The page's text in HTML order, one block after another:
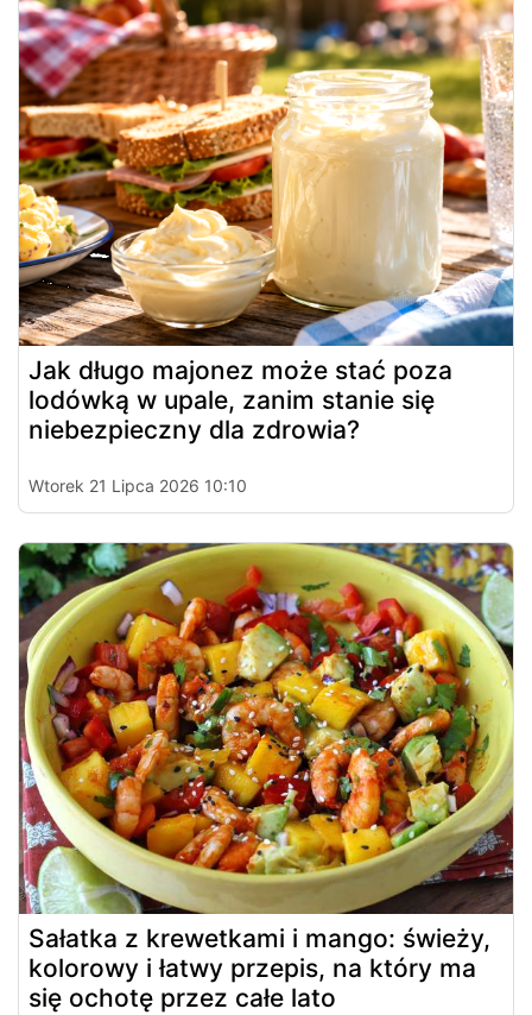
Jak długo majonez może stać poza
lodówką w upale, zanim stanie się
niebezpieczny dla zdrowia?
Wtorek 21 Lipca 2026 10:10
Sałatka z krewetkami i mango: świeży,
kolorowy i łatwy przepis, na który ma
się ochotę przez całe lato